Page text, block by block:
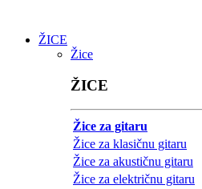
ŽICE
Žice
ŽICE
Žice za gitaru
Žice za klasičnu gitaru
Žice za akustičnu gitaru
Žice za električnu gitaru